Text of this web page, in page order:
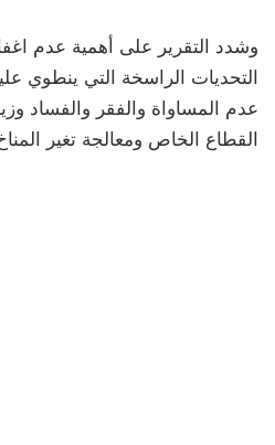
وشدد التقرير على أهمية عدم
التحديات الراسخة التي ينطوي
عدم المساواة والفقر والفساد
القطاع الخاص ومعالجة تغير